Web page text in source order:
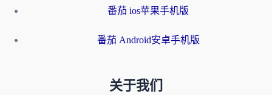
番茄 ios苹果手机版
番茄 Android安卓手机版
关于我们